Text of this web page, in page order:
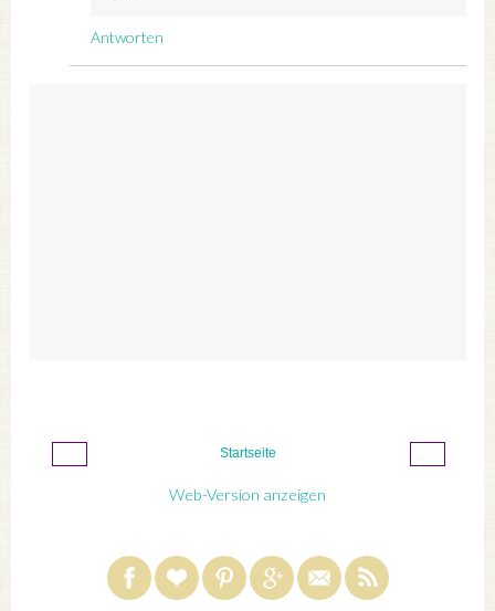
Antworten
‹ ›
Startseite
Web-Version anzeigen